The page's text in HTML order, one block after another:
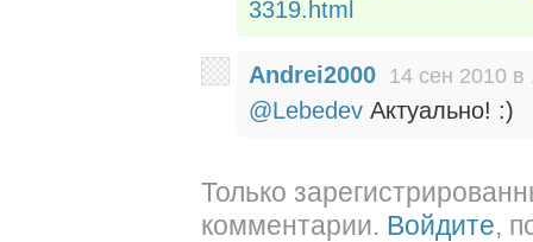
3319.html
Andrei2000 14 сен 2010 в
@Lebedev Актуально! :)
Только
комментарии. Войдите,